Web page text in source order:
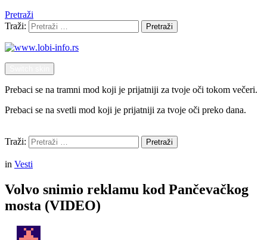
Pretraži
Traži:
Pretraži
Prebaci se na tramni mod koji je prijatniji za tvoje oči tokom večeri.
Prebaci se na svetli mod koji je prijatniji za tvoje oči preko dana.
Traži:
Pretraži
in Vesti
Volvo snimio reklamu kod Pančevačkog
mosta (VIDEO)